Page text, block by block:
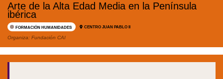
Arte de la Alta Edad Media en la Península
ibérica
FORMACIÓN HUMANIDADES CENTRO JUAN PABLO II
Organiza: Fundación CAI